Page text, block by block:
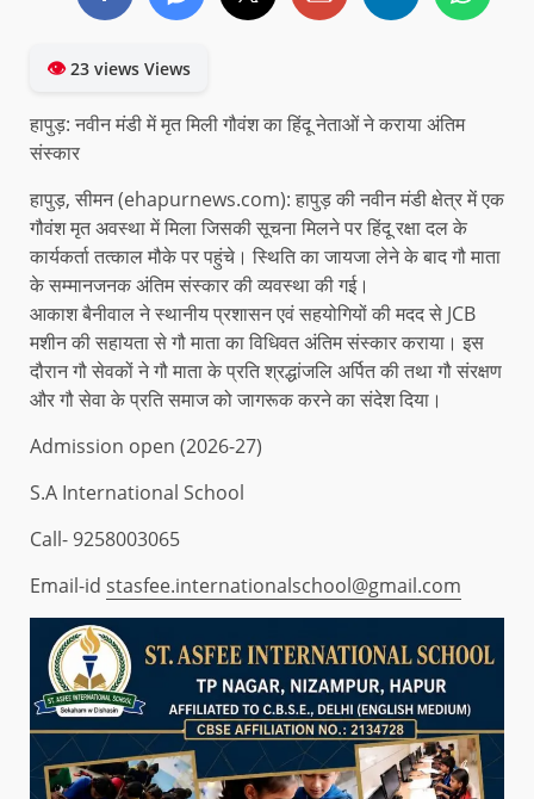
👁23 views Views
हापुड़: नवीन मंडी में मृत मिली गौवंश का हिंदू नेताओं ने कराया अंतिम
संस्कार
हापुड़, सीमन (ehapurnews.com): हापुड़ की नवीन मंडी क्षेत्र में एक
गौवंश मृत अवस्था में मिला जिसकी सूचना मिलने पर हिंदू रक्षा दल के
कार्यकर्ता तत्काल मौके पर पहुंचे। स्थिति का जायजा लेने के बाद गौ माता
के सम्मानजनक अंतिम संस्कार की व्यवस्था की गई।
आकाश बैनीवाल ने स्थानीय प्रशासन एवं सहयोगियों की मदद से JCB
मशीन की सहायता से गौ माता का विधिवत अंतिम संस्कार कराया। इस
दौरान गौ सेवकों ने गौ माता के प्रति श्रद्धांजलि अर्पित की तथा गौ संरक्षण
और गौ सेवा के प्रति समाज को जागरूक करने का संदेश दिया।
Admission open (2026-27)
S.A International School
Call- 9258003065
Email-id stasfee.internationalschool@gmail.com